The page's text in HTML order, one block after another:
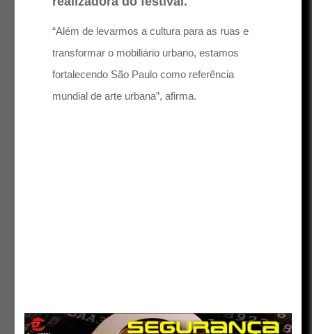
“Além de levarmos a cultura para as ruas e
transformar o mobiliário urbano, estamos
fortalecendo São Paulo como referência
mundial de arte urbana”, afirma.